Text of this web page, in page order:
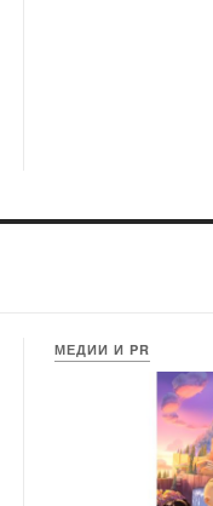
МЕДИИ И PR